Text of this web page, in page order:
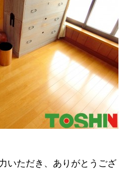
いただき、ありがとうござ